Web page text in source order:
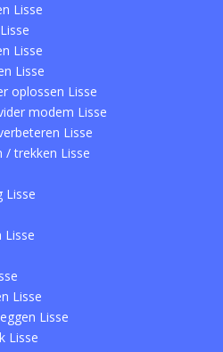
Lisse
Lisse
Lisse
oplossen Lisse
modem Lisse
Lisse
/ trekken Lisse
Lisse
Lisse
Lisse
Lisse
Lisse